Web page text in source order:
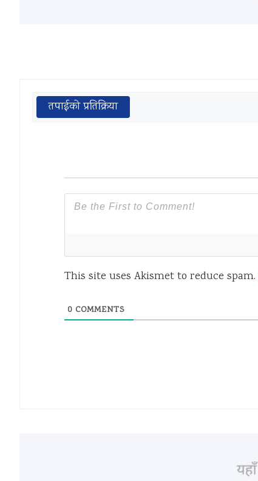
तपाईको प्रतिक्रिया
This site uses Akismet to reduce spam.
0 COMMENTS